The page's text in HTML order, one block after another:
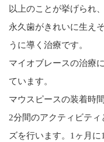
以上のことが挙げられ
永久歯がきれいに生え
うに導く治療です。
マイオブレースの治療
ています。
マウスピースの装着時
2分間のアクティビテ
ズを行います。1ヶ月に